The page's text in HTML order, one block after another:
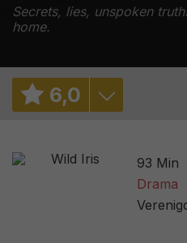
Secrets, lies, unspoken
home.
6,0
2,9/ 19
93 Min
Drama